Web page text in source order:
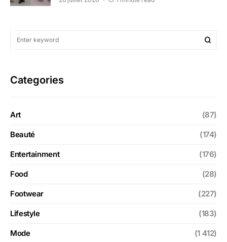
Categories
Art (87)
Beauté (174)
Entertainment (176)
Food (28)
Footwear (227)
Lifestyle (183)
Mode (1 412)